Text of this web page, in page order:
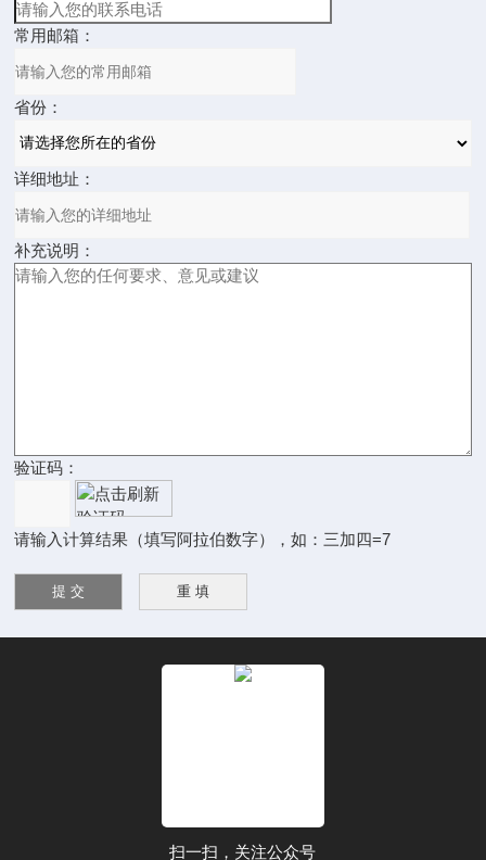
常用邮箱：
省份：
详细地址：
补充说明：
验证码：
请输入计算结果（填写阿拉伯数字），如：三加四=7
扫一扫，关注公众号